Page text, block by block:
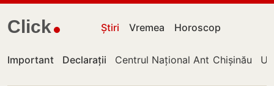
Click Știri Vremea Horoscop
Important Declarații Centrul Național Anticorupție
Chișinău